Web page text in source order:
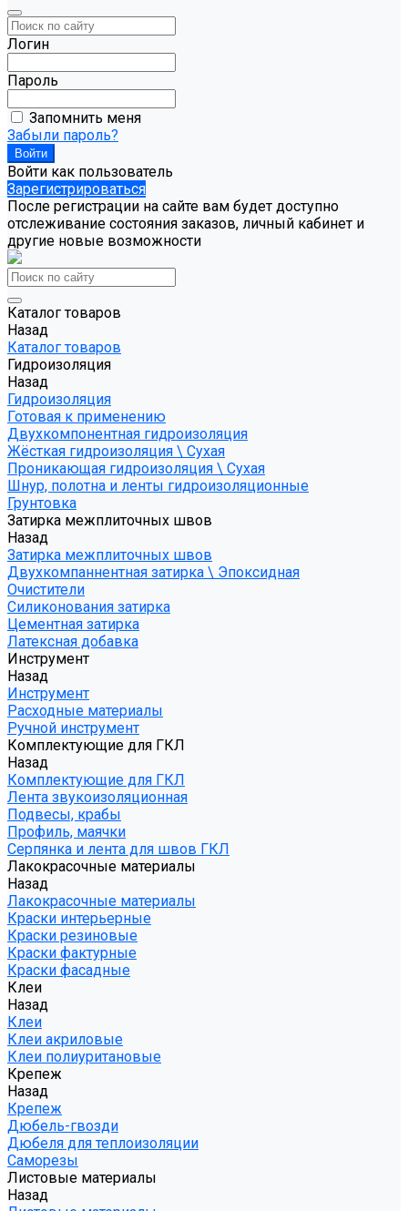
Логин
Пароль
Запомнить меня
Забыли пароль?
Войти как пользователь
Зарегистрироваться
После регистрации на сайте вам будет доступно
отслеживание состояния заказов, личный кабинет и
другие новые возможности
Каталог товаров
Назад
Каталог товаров
Гидроизоляция
Назад
Гидроизоляция
Готовая к применению
Двухкомпонентная гидроизоляция
Жёсткая гидроизоляция \ Сухая
Проникающая гидроизоляция \ Сухая
Шнур, полотна и ленты гидроизоляционные
Грунтовка
Затирка межплиточных швов
Назад
Затирка межплиточных швов
Двухкомпаннентная затирка \ Эпоксидная
Очистители
Силиконования затирка
Цементная затирка
Латексная добавка
Инструмент
Назад
Инструмент
Расходные материалы
Ручной инструмент
Комплектующие для ГКЛ
Назад
Комплектующие для ГКЛ
Лента звукоизоляционная
Подвесы, крабы
Профиль, маячки
Серпянка и лента для швов ГКЛ
Лакокрасочные материалы
Назад
Лакокрасочные материалы
Краски интерьерные
Краски резиновые
Краски фактурные
Краски фасадные
Клеи
Назад
Клеи
Клеи акриловые
Клеи полиуритановые
Крепеж
Назад
Крепеж
Дюбель-гвозди
Дюбеля для теплоизоляции
Саморезы
Листовые материалы
Назад